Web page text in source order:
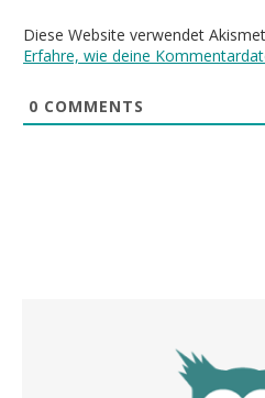
Diese Website verwendet
Erfahre, wie deine
0 COMMENTS